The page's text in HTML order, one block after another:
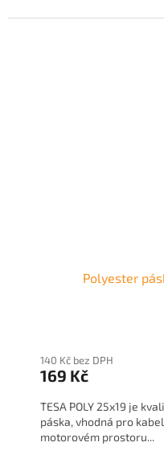
Polyester
140 Kč bez DPH
169 Kč
TESA POLY 25x19 je
páska, vhodná pro
motorovém prostoru...